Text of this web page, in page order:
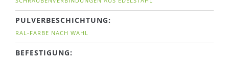
PULVERBESCHICHTUNG:
RAL-FARBE NACH WAHL
BEFESTIGUNG: